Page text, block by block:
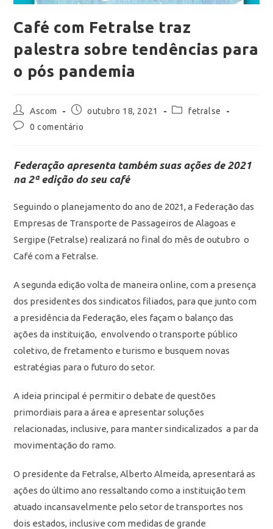
Café com Fetralse traz
palestra sobre tendências para
o pós pandemia
Ascom outubro 18, 2021
fetralse
0 comentário
Federação apresenta também suas ações de 2021
na 2ª edição do seu café
Seguindo o planejamento do ano de 2021, a Federação das
Empresas de Transporte de Passageiros de Alagoas e
Sergipe (Fetralse) realizará no final do mês de outubro o
Café com a Fetralse.
A segunda edição volta de maneira online, com a presença
dos presidentes dos sindicatos filiados, para que junto com
a presidência da Federação, eles façam o balanço das
ações da instituição, envolvendo o transporte público
coletivo, de fretamento e turismo e busquem novas
estratégias para o futuro do setor.
A ideia principal é permitir o debate de questões
primordiais para a área e apresentar soluções
relacionadas, inclusive, para manter sindicalizados a par da
movimentação do ramo.
O presidente da Fetralse, Alberto Almeida, apresentará as
ações do último ano ressaltando como a instituição tem
atuado incansavelmente pelo setor de transportes nos
dois estados, inclusive com medidas de grande